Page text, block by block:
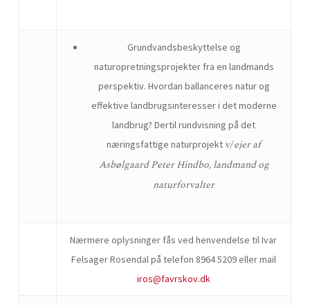
Grundvandsbeskyttelse og
naturopretningsprojekter fra en landmands
perspektiv. Hvordan ballanceres natur og
effektive landbrugsinteresser i det moderne
landbrug? Dertil rundvisning på det
næringsfattige naturprojekt v/ ejer af
Asbølgaard Peter Hindbo, landmand og
naturforvalter
Nærmere oplysninger fås ved henvendelse til Ivar
Felsager Rosendal på telefon 8964 5209 eller mail
iros@favrskov.dk